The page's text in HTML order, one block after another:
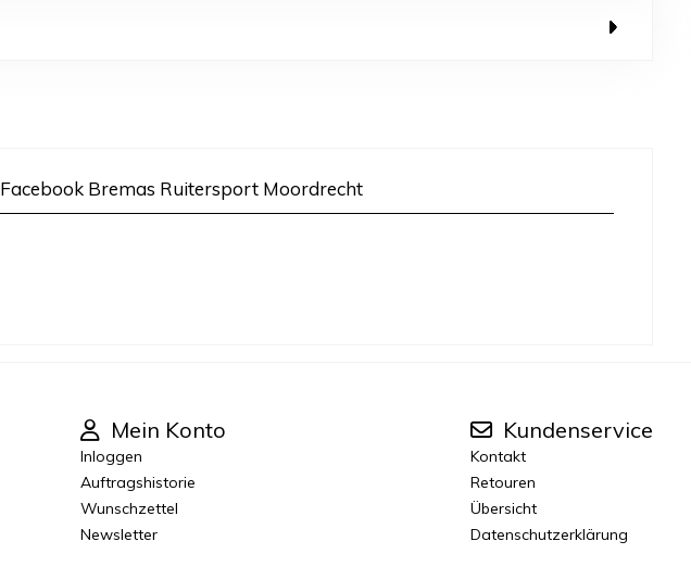
Facebook Bremas Ruitersport Moordrecht
Mein Konto
Inloggen
Auftragshistorie
Wunschzettel
Newsletter
Kundenservice
Kontakt
Retouren
Übersicht
Datenschutzerklärung